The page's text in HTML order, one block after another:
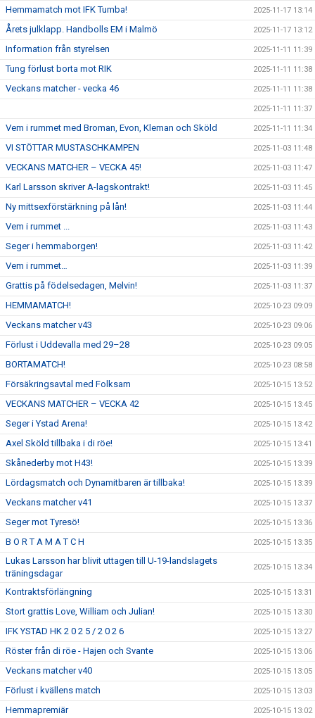
Hemmamatch mot IFK Tumba! 2025-11-17 13:14
Årets julklapp. Handbolls EM i Malmö 2025-11-17 13:12
Information från styrelsen 2025-11-11 11:39
Tung förlust borta mot RIK 2025-11-11 11:38
Veckans matcher - vecka 46 2025-11-11 11:38
2025-11-11 11:37
Vem i rummet med Broman, Evon, Kleman och Sköld 2025-11-11 11:34
VI STÖTTAR MUSTASCHKAMPEN 2025-11-03 11:48
VECKANS MATCHER – VECKA 45! 2025-11-03 11:47
Karl Larsson skriver A-lagskontrakt! 2025-11-03 11:45
Ny mittsexförstärkning på lån! 2025-11-03 11:44
Vem i rummet ... 2025-11-03 11:43
Seger i hemmaborgen! 2025-11-03 11:42
Vem i rummet… 2025-11-03 11:39
Grattis på födelsedagen, Melvin! 2025-11-03 11:37
HEMMAMATCH! 2025-10-23 09:09
Veckans matcher v43 2025-10-23 09:06
Förlust i Uddevalla med 29–28 2025-10-23 09:05
BORTAMATCH! 2025-10-23 08:58
Försäkringsavtal med Folksam 2025-10-15 13:52
VECKANS MATCHER – VECKA 42 2025-10-15 13:45
Seger i Ystad Arena! 2025-10-15 13:42
Axel Sköld tillbaka i di röe! 2025-10-15 13:41
Skånederby mot H43! 2025-10-15 13:39
Lördagsmatch och Dynamitbaren är tillbaka! 2025-10-15 13:39
Veckans matcher v41 2025-10-15 13:37
Seger mot Tyresö! 2025-10-15 13:36
B O R T A M A T C H 2025-10-15 13:35
Lukas Larsson har blivit uttagen till U-19-landslagets
träningsdagar
2025-10-15 13:34
Kontraktsförlängning 2025-10-15 13:31
Stort grattis Love, William och Julian! 2025-10-15 13:30
IFK YSTAD HK 2 0 2 5 / 2 0 2 6 2025-10-15 13:27
Röster från di röe - Hajen och Svante 2025-10-15 13:06
Veckans matcher v40 2025-10-15 13:05
Förlust i kvällens match 2025-10-15 13:03
Hemmapremiär 2025-10-15 13:02